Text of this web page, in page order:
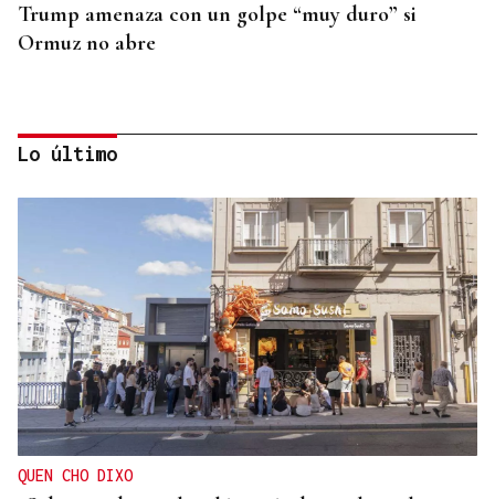
Trump amenaza con un golpe “muy duro” si
Ormuz no abre
REPRESENTANTE DE EEUU EN BRASILIA
EEUU revoca el visado de la embajadora de Brasil
en el Washington
Lo último
QUEN CHO DIXO